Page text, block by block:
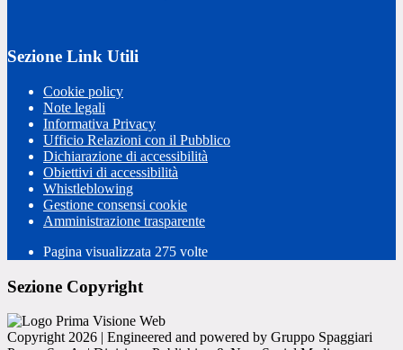
Sezione Link Utili
Cookie policy
Note legali
Informativa Privacy
Ufficio Relazioni con il Pubblico
Dichiarazione di accessibilità
Obiettivi di accessibilità
Whistleblowing
Gestione consensi cookie
Amministrazione trasparente
Pagina visualizzata 275 volte
Sezione Copyright
Copyright 2026 | Engineered and powered by Gruppo Spaggiari